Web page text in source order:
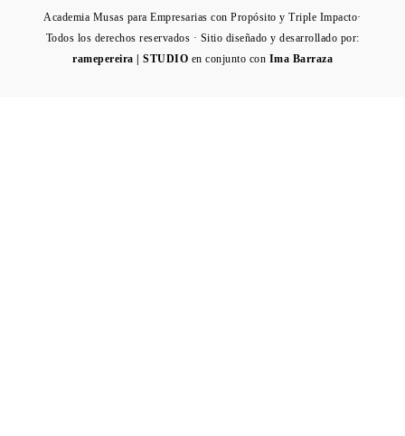
Academia Musas para Empresarias con Propósito y Triple Impacto·
Todos los derechos reservados · Sitio diseñado y desarrollado por:
ramepereira | STUDIO en conjunto con Ima Barraza